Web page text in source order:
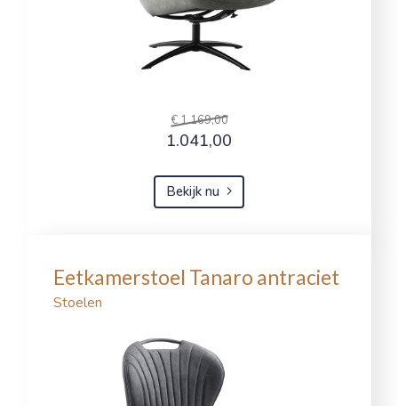
€ 1.169,00
1.041,00
Bekijk nu
Eetkamerstoel Tanaro antraciet
Stoelen